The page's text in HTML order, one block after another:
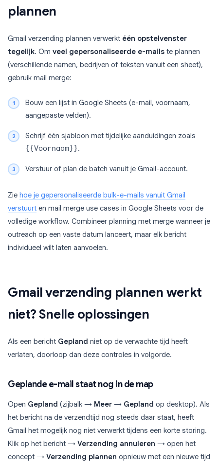
plannen
Gmail verzending plannen verwerkt één opstelvenster
tegelijk. Om veel gepersonaliseerde e-mails te plannen
(verschillende namen, bedrijven of teksten vanuit een sheet),
gebruik mail merge:
Bouw een lijst in Google Sheets (e-mail, voornaam,
aangepaste velden).
Schrijf één sjabloon met tijdelijke aanduidingen zoals
{{Voornaam}}.
Verstuur of plan de batch vanuit je Gmail-account.
Zie hoe je gepersonaliseerde bulk-e-mails vanuit Gmail
verstuurt en mail merge use cases in Google Sheets voor de
volledige workflow. Combineer planning met merge wanneer je
outreach op een vaste datum lanceert, maar elk bericht
individueel wilt laten aanvoelen.
Gmail verzending plannen werkt
niet? Snelle oplossingen
Als een bericht Gepland niet op de verwachte tijd heeft
verlaten, doorloop dan deze controles in volgorde.
Geplande e-mail staat nog in de map
Open Gepland (zijbalk → Meer → Gepland op desktop). Als
het bericht na de verzendtijd nog steeds daar staat, heeft
Gmail het mogelijk nog niet verwerkt tijdens een korte storing.
Klik op het bericht → Verzending annuleren → open het
concept → Verzending plannen opnieuw met een nieuwe tijd